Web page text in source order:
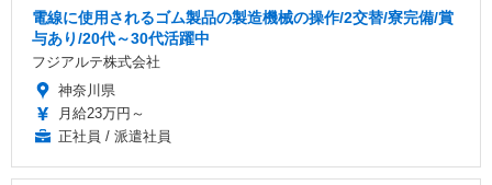
電線に使用されるゴム製品の製造機械の操作/2交替/寮完備/賞
与あり/20代～30代活躍中
フジアルテ株式会社
神奈川県
月給23万円～
正社員 / 派遣社員